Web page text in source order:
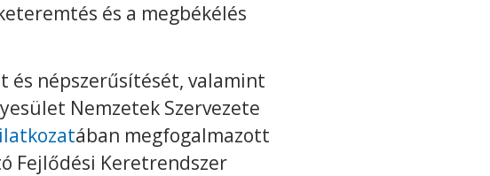
és a megbékélés
és népszerűsítését, valamint
Nemzetek Szervezete
ában megfogalmazott
Fejlődési Keretrendszer